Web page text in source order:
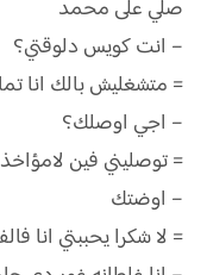
صلي على محمد
– انت كويس دلوقتي؟
= متشغليش بالك انا
– اجي اوصلك؟
= توصليني فين
– اوضتك
= لا شكرا يحببتي انا